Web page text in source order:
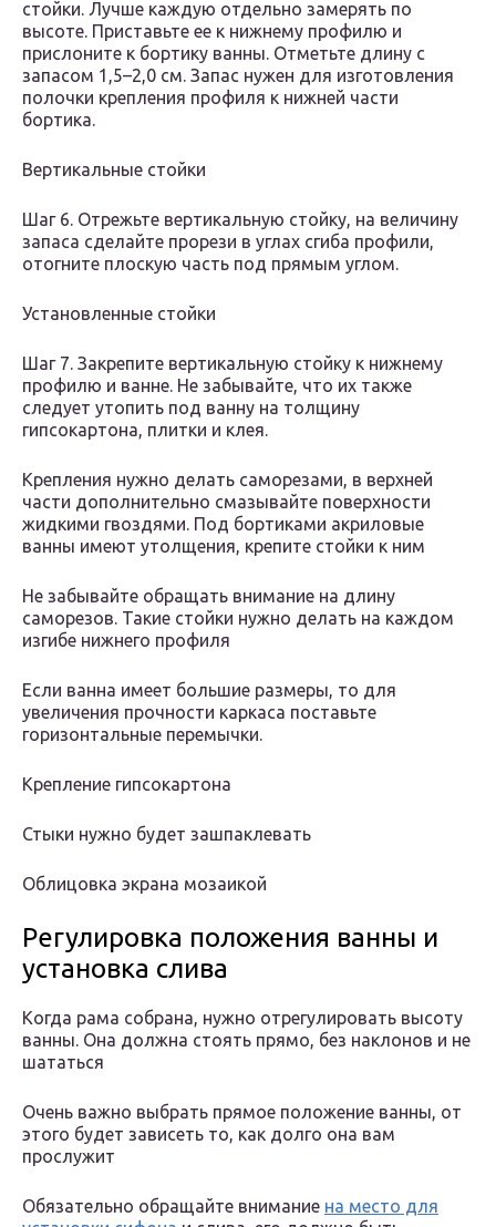
стойки. Лучше каждую отдельно замерять по
высоте. Приставьте ее к нижнему профилю и
прислоните к бортику ванны. Отметьте длину с
запасом 1,5–2,0 см. Запас нужен для изготовления
полочки крепления профиля к нижней части
бортика.
Вертикальные стойки
Шаг 6. Отрежьте вертикальную стойку, на величину
запаса сделайте прорези в углах сгиба профили,
отогните плоскую часть под прямым углом.
Установленные стойки
Шаг 7. Закрепите вертикальную стойку к нижнему
профилю и ванне. Не забывайте, что их также
следует утопить под ванну на толщину
гипсокартона, плитки и клея.
Крепления нужно делать саморезами, в верхней
части дополнительно смазывайте поверхности
жидкими гвоздями. Под бортиками акриловые
ванны имеют утолщения, крепите стойки к ним
Не забывайте обращать внимание на длину
саморезов. Такие стойки нужно делать на каждом
изгибе нижнего профиля
Если ванна имеет большие размеры, то для
увеличения прочности каркаса поставьте
горизонтальные перемычки.
Крепление гипсокартона
Стыки нужно будет зашпаклевать
Облицовка экрана мозаикой
Регулировка положения ванны и
установка слива
Когда рама собрана, нужно отрегулировать высоту
ванны. Она должна стоять прямо, без наклонов и не
шататься
Очень важно выбрать прямое положение ванны, от
этого будет зависеть то, как долго она вам
прослужит
Обязательно обращайте внимание на место для